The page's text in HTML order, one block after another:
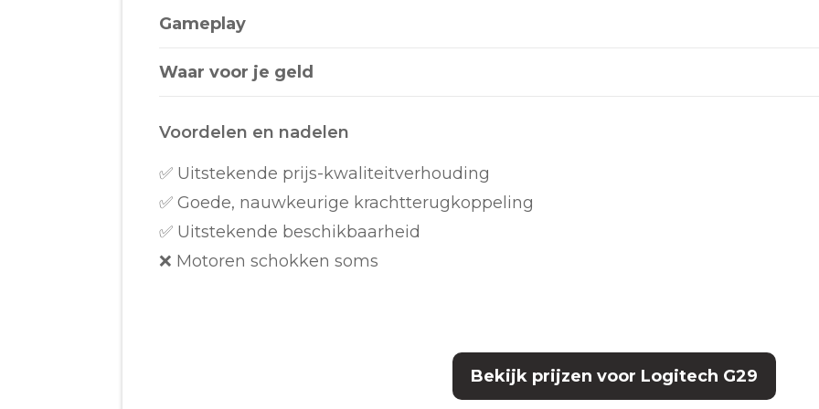
Gameplay
Waar voor je geld
Voordelen en nadelen
✅ Uitstekende prijs-kwaliteitverhouding
✅ Goede, nauwkeurige krachtterugkoppeling
✅ Uitstekende beschikbaarheid
❌ Motoren schokken soms
Bekijk prijzen voor Logitech G29